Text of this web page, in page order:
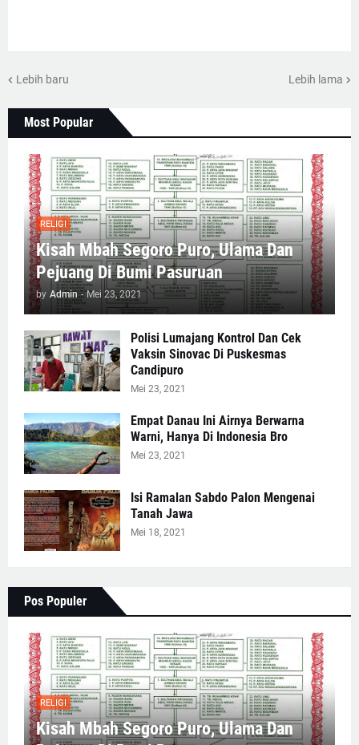
Lebih baru Lebih lama
Most Popular
RELIGI
Kisah Mbah Segoro Puro, Ulama Dan
Pejuang Di Bumi Pasuruan
by Admin - Mei 23, 2021
Polisi Lumajang Kontrol Dan Cek
Vaksin Sinovac Di Puskesmas
Candipuro
Mei 23, 2021
Empat Danau Ini Airnya Berwarna
Warni, Hanya Di Indonesia Bro
Mei 23, 2021
Isi Ramalan Sabdo Palon Mengenai
Tanah Jawa
Mei 18, 2021
Pos Populer
RELIGI
Kisah Mbah Segoro Puro, Ulama Dan